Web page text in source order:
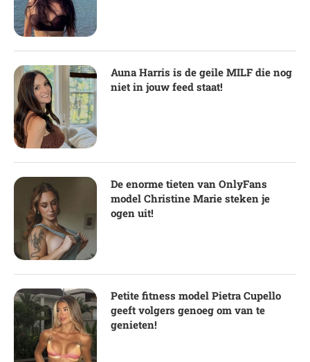
Auna Harris is de geile MILF die nog
niet in jouw feed staat!
De enorme tieten van OnlyFans
model Christine Marie steken je
ogen uit!
Petite fitness model Pietra Cupello
geeft volgers genoeg om van te
genieten!